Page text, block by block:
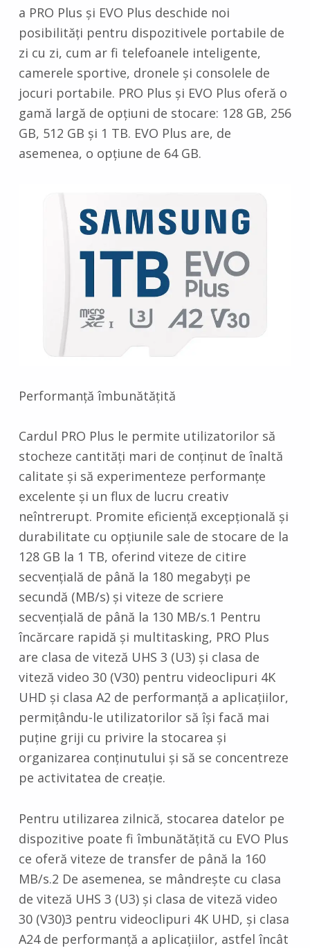
a PRO Plus și EVO Plus deschide noi
posibilități pentru dispozitivele portabile de
zi cu zi, cum ar fi telefoanele inteligente,
camerele sportive, dronele și consolele de
jocuri portabile. PRO Plus și EVO Plus oferă o
gamă largă de opțiuni de stocare: 128 GB, 256
GB, 512 GB și 1 TB. EVO Plus are, de
asemenea, o opțiune de 64 GB.
Performanță îmbunătățită
Cardul PRO Plus le permite utilizatorilor să
stocheze cantități mari de conținut de înaltă
calitate și să experimenteze performanțe
excelente și un flux de lucru creativ
neîntrerupt. Promite eficiență excepțională și
durabilitate cu opțiunile sale de stocare de la
128 GB la 1 TB, oferind viteze de citire
secvențială de până la 180 megabyți pe
secundă (MB/s) și viteze de scriere
secvențială de până la 130 MB/s.1 Pentru
încărcare rapidă și multitasking, PRO Plus
are clasa de viteză UHS 3 (U3) și clasa de
viteză video 30 (V30) pentru videoclipuri 4K
UHD și clasa A2 de performanță a aplicațiilor,
permițându-le utilizatorilor să își facă mai
puține griji cu privire la stocarea și
organizarea conținutului și să se concentreze
pe activitatea de creație.
Pentru utilizarea zilnică, stocarea datelor pe
dispozitive poate fi îmbunătățită cu EVO Plus
ce oferă viteze de transfer de până la 160
MB/s.2 De asemenea, se mândrește cu clasa
de viteză UHS 3 (U3) și clasa de viteză video
30 (V30)3 pentru videoclipuri 4K UHD, și clasa
A24 de performanță a aplicațiilor, astfel încât